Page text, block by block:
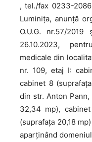
, tel./fax 0233-
Luminița, anunță
O.U.G. nr.57/
26.10.2023,
medicale din
nr. 109, etaj I:
cabinet 8
din str. Anton
32,34 mp),
(suprafața 20,18
aparținând